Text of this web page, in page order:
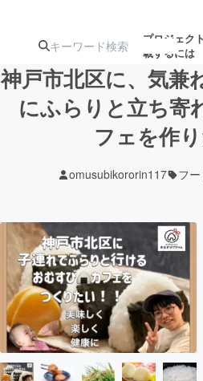
プロジェク
載するには
注目のリ
注目の新着プロ
ジェクト
テクノロジー・ガジェッ
映像・映画
ビジネス・起業
神戸市北区に、気兼
にふらりと立ち寄
フェを作
omusubikororin117 フ